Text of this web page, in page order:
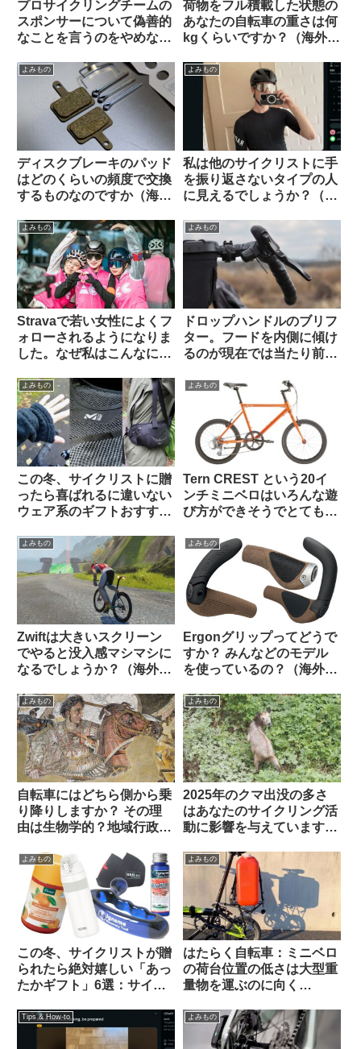
プロサイクリングチームの
スポンサーについて偽善的
なことを言うのをやめなさ
オン観察）
荷物をフル積載した状態の
あなたの自転車の重さは何
kgくらいですか？（海外掲
よみもの
ディスクブレーキのパッド
はどのくらいの頻度で交換
するものなのですか（海外
よみもの
私は他のサイクリストに手
を振り返さないタイプの人
に見えるでしょうか？（海
よみもの
Stravaで若い女性によくフ
ォローされるようになりま
した。なぜ私はこんなにモ
板から）
よみもの
ドロップハンドルのブリフ
ター。フードを内側に傾け
るのが現在では当たり前？
よみもの
この冬、サイクリストに贈
ったら喜ばれるに違いない
ウェア系のギフトおすすめ
ものから】
よみもの
Tern CREST という20イ
ンチミニベロはいろんな遊
び方ができそうでとても気
察】
よみもの
Zwiftは大きいスクリーン
でやると没入感マシマシに
なるでしょうか？（海外掲
よみもの
Ergonグリップってどうで
すか？ みんなどのモデル
を使っているの？（海外掲
よみもの
自転車にはどちら側から乗
り降りしますか？ その理
由は生物学的？地域行政
板から】
よみもの
2025年のクマ出没の多さ
はあなたのサイクリング活
動に影響を与えています
チ考察）
よみもの
この冬、サイクリストが贈
られたら絶対嬉しい「あっ
たかギフト」6選：サイズ
いなく感謝されます
よみもの
はたらく自転車：ミニベロ
の荷台位置の低さは大型重
量物を運ぶのに向く
ク運んでみた
Tips & How-to よみもの